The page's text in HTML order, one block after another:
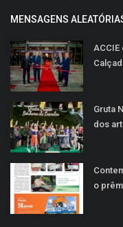
MENSAGENS
Gruta
dos
o